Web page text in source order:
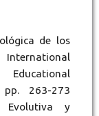
de los
263-273
Evolutiva y